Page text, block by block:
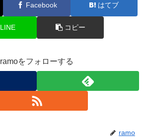
Facebook はてブ
LINE コピー
ramoをフォローする
ramo